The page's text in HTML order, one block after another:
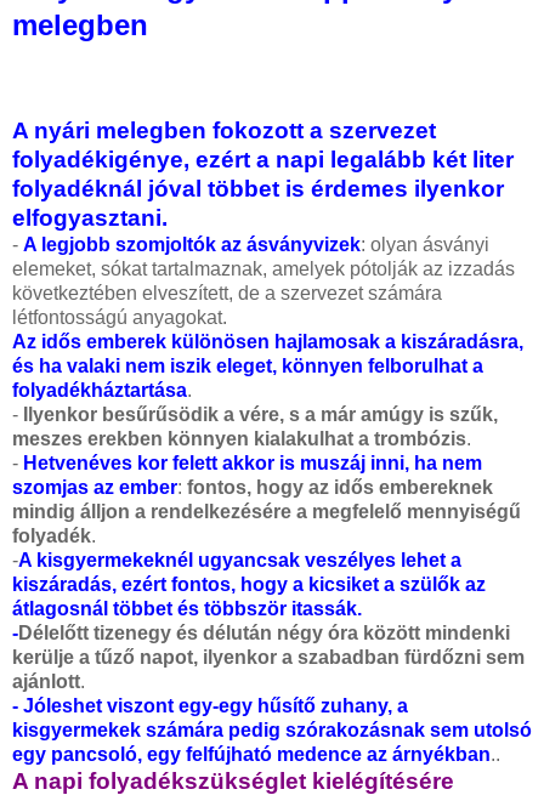
melegben
A nyári melegben fokozott a szervezet
folyadékigénye, ezért a napi legalább két liter
folyadéknál jóval többet is érdemes ilyenkor
elfogyasztani.
- A legjobb szomjoltók az ásványvizek: olyan ásványi
elemeket, sókat tartalmaznak, amelyek pótolják az izzadás
következtében elveszített, de a szervezet számára
létfontosságú anyagokat.
Az idős emberek különösen hajlamosak a kiszáradásra,
és ha valaki nem iszik eleget, könnyen felborulhat a
folyadékháztartása.
-
Ilyenkor besűrűsödik a vére, s a már amúgy is szűk,
meszes erekben könnyen kialakulhat a trombózis.
- Hetvenéves kor felett akkor is muszáj inni, ha nem
szomjas az ember: fontos, hogy az idős embereknek
mindig álljon a rendelkezésére a megfelelő mennyiségű
folyadék.
-A kisgyermekeknél ugyancsak veszélyes lehet a
kiszáradás, ezért fontos, hogy a kicsiket a szülők az
átlagosnál többet és többször itassák.
-Délelőtt tizenegy és délután négy óra között mindenki
kerülje a tűző napot, ilyenkor a szabadban fürdőzni sem
ajánlott.
- Jóleshet viszont egy-egy hűsítő zuhany, a
kisgyermekek számára pedig szórakozásnak sem utolsó
egy pancsoló, egy felfújható medence az árnyékban..
A napi folyadékszükséglet kielégítésére